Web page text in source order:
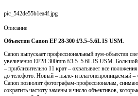
pic_542de55b1ea4f.jpg
Описание
Объектив Canon EF 28-300 f/3.5–5.6L IS USM.
Canon выпускает профессиональный зум-объектив
увеличения EF28-300mm f/3.5–5.6L IS USM. Большой
– приблизительно 11 крат – охватывает все
до телефото. Новый – пыле- и влагонепроницаемый –
Canon позволит фотографам-профессионалам,
сократить частоту замены и число объективов,